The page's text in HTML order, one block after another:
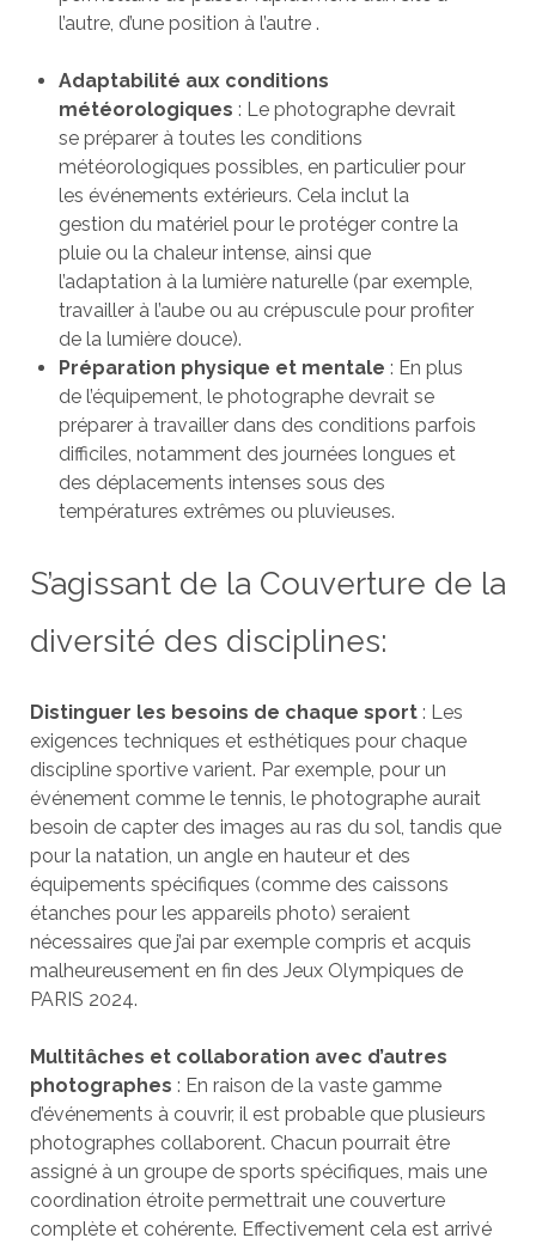
l’autre, d’une position à l’autre .
Adaptabilité aux conditions
météorologiques : Le photographe devrait
se préparer à toutes les conditions
météorologiques possibles, en particulier pour
les événements extérieurs. Cela inclut la
gestion du matériel pour le protéger contre la
pluie ou la chaleur intense, ainsi que
l’adaptation à la lumière naturelle (par exemple,
travailler à l’aube ou au crépuscule pour profiter
de la lumière douce).
Préparation physique et mentale : En plus
de l’équipement, le photographe devrait se
préparer à travailler dans des conditions parfois
difficiles, notamment des journées longues et
des déplacements intenses sous des
températures extrêmes ou pluvieuses.
S’agissant de la Couverture de la
diversité des disciplines:
Distinguer les besoins de chaque sport: Les
exigences techniques et esthétiques pour chaque
discipline sportive varient. Par exemple, pour un
événement comme le tennis, le photographe aurait
besoin de capter des images au ras du sol, tandis que
pour la natation, un angle en hauteur et des
équipements spécifiques (comme des caissons
étanches pour les appareils photo) seraient
nécessaires que j’ai par exemple compris et acquis
malheureusement en fin des Jeux Olympiques de
PARIS 2024.
Multitâches et collaboration avec d’autres
photographes : En raison de la vaste gamme
d’événements à couvrir, il est probable que plusieurs
photographes collaborent. Chacun pourrait être
assigné à un groupe de sports spécifiques, mais une
coordination étroite permettrait une couverture
complète et cohérente. Effectivement cela est arrivé